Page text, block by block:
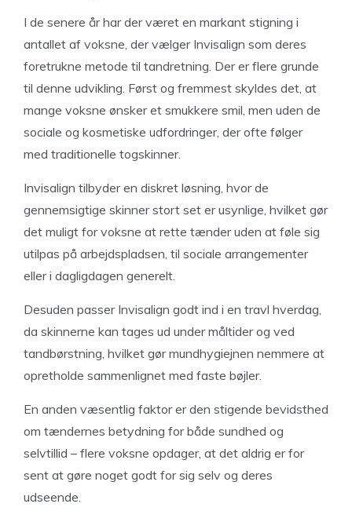
I de senere år har der været en markant stigning i
antallet af voksne, der vælger Invisalign som deres
foretrukne metode til tandretning. Der er flere grunde
til denne udvikling. Først og fremmest skyldes det, at
mange voksne ønsker et smukkere smil, men uden de
sociale og kosmetiske udfordringer, der ofte følger
med traditionelle togskinner.
Invisalign tilbyder en diskret løsning, hvor de
gennemsigtige skinner stort set er usynlige, hvilket gør
det muligt for voksne at rette tænder uden at føle sig
utilpas på arbejdspladsen, til sociale arrangementer
eller i dagligdagen generelt.
Desuden passer Invisalign godt ind i en travl hverdag,
da skinnerne kan tages ud under måltider og ved
tandbørstning, hvilket gør mundhygiejnen nemmere at
opretholde sammenlignet med faste bøjler.
En anden væsentlig faktor er den stigende bevidsthed
om tændernes betydning for både sundhed og
selvtillid – flere voksne opdager, at det aldrig er for
sent at gøre noget godt for sig selv og deres
udseende.